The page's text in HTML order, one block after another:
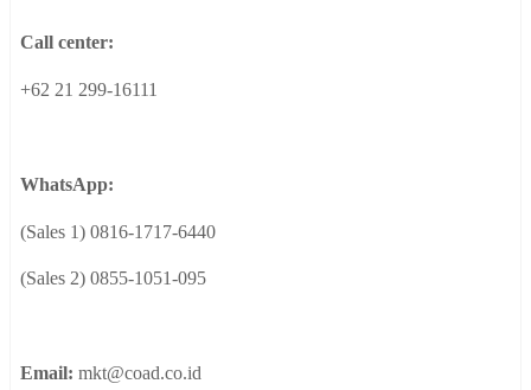
Call center:
+62 21 299-16111
WhatsApp:
(Sales 1) 0816-1717-6440
(Sales 2) 0855-1051-095
Email: mkt@coad.co.id